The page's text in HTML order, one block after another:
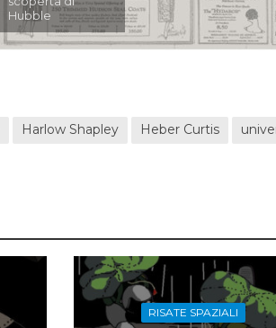
Hubble
Harlow Shapley Heber Curtis
RISATE SPAZIALI